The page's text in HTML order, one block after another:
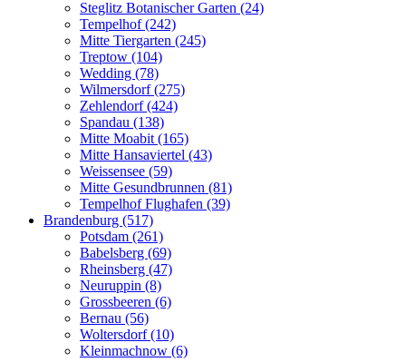
Steglitz Botanischer Garten (24)
Tempelhof (242)
Mitte Tiergarten (245)
Treptow (104)
Wedding (78)
Wilmersdorf (275)
Zehlendorf (424)
Spandau (138)
Mitte Moabit (165)
Mitte Hansaviertel (43)
Weissensee (59)
Mitte Gesundbrunnen (81)
Tempelhof Flughafen (39)
Brandenburg (517)
Potsdam (261)
Babelsberg (69)
Rheinsberg (47)
Neuruppin (8)
Grossbeeren (6)
Bernau (56)
Woltersdorf (10)
Kleinmachnow (6)